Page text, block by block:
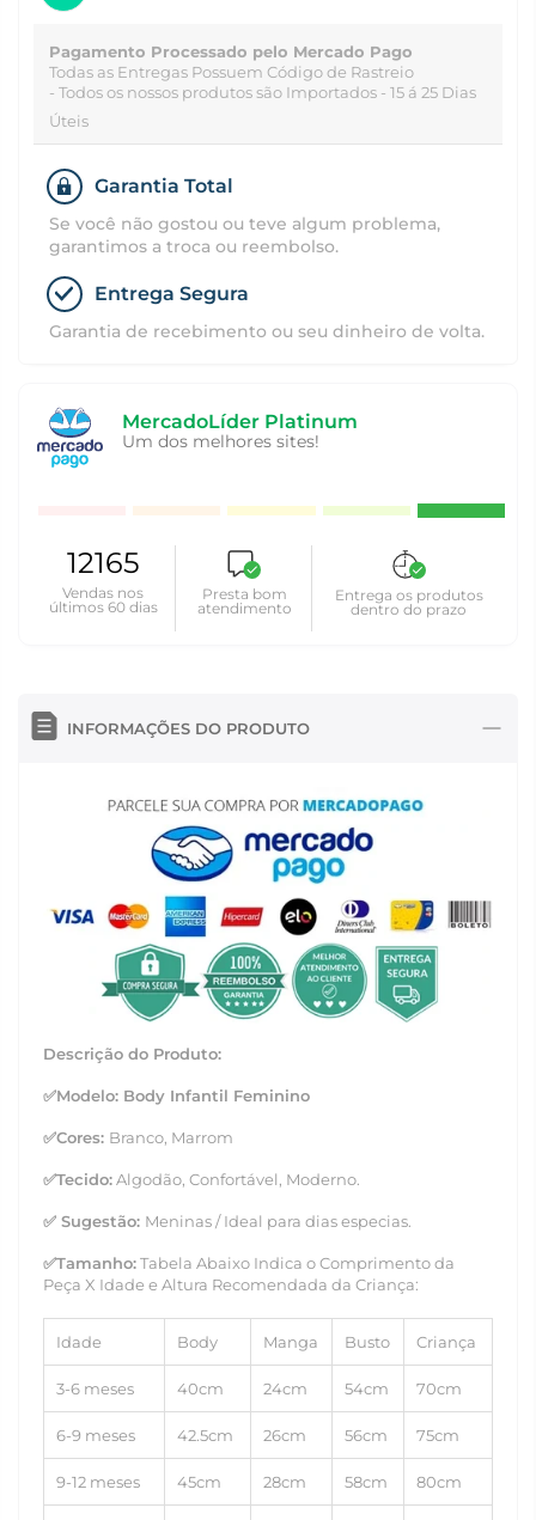
Pagamento Processado pelo Mercado Pago
Todas as Entregas Possuem Código de Rastreio
- Todos os nossos produtos são Importados - 15 á 25 Dias
Úteis
Garantia Total
Se você não gostou ou teve algum problema,
garantimos a troca ou reembolso.
Entrega Segura
Garantia de recebimento ou seu dinheiro de volta.
MercadoLíder Platinum
Um dos melhores sites!
12165
Vendas nos
últimos 60 dias
Presta bom
atendimento
Entrega os produtos
dentro do prazo
INFORMAÇÕES DO PRODUTO
Descrição do Produto:
✅Modelo: Body Infantil Feminino
✅Cores: Branco, Marrom
✅Tecido:Algodão, Confortável, Moderno.
✅ Sugestão: Meninas / Ideal para dias especias.
✅Tamanho:Tabela Abaixo Indica o Comprimento da
Peça X Idade e Altura Recomendada da Criança:
Idade Body Manga Busto Criança
3-6 meses 40cm 24cm 54cm 70cm
6-9 meses 42.5cm 26cm 56cm 75cm
9-12 meses 45cm 28cm 58cm 80cm